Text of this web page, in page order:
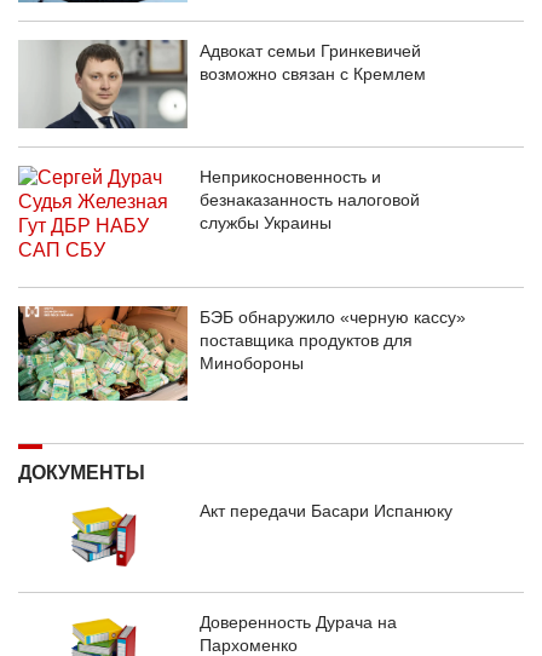
Адвокат семьи Гринкевичей
возможно связан с Кремлем
Неприкосновенность и
безнаказанность налоговой
службы Украины
БЭБ обнаружило «черную кассу»
поставщика продуктов для
Минобороны
ДОКУМЕНТЫ
Акт передачи Басари Испанюку
Доверенность Дурача на
Пархоменко